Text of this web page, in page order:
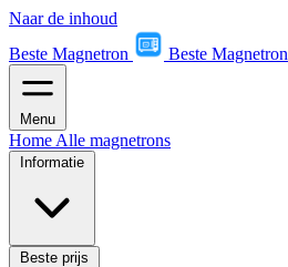
Naar de inhoud
Beste Magnetron
Beste Magnetron
Menu
Home Alle magnetrons
Informatie
Beste prijs